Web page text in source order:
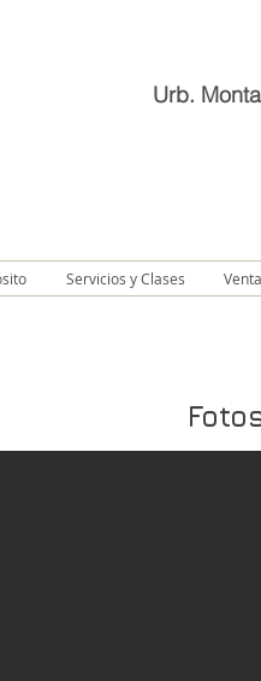
Urb.
Servicios y Clases